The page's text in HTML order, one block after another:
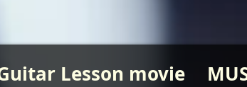
Lesson movie